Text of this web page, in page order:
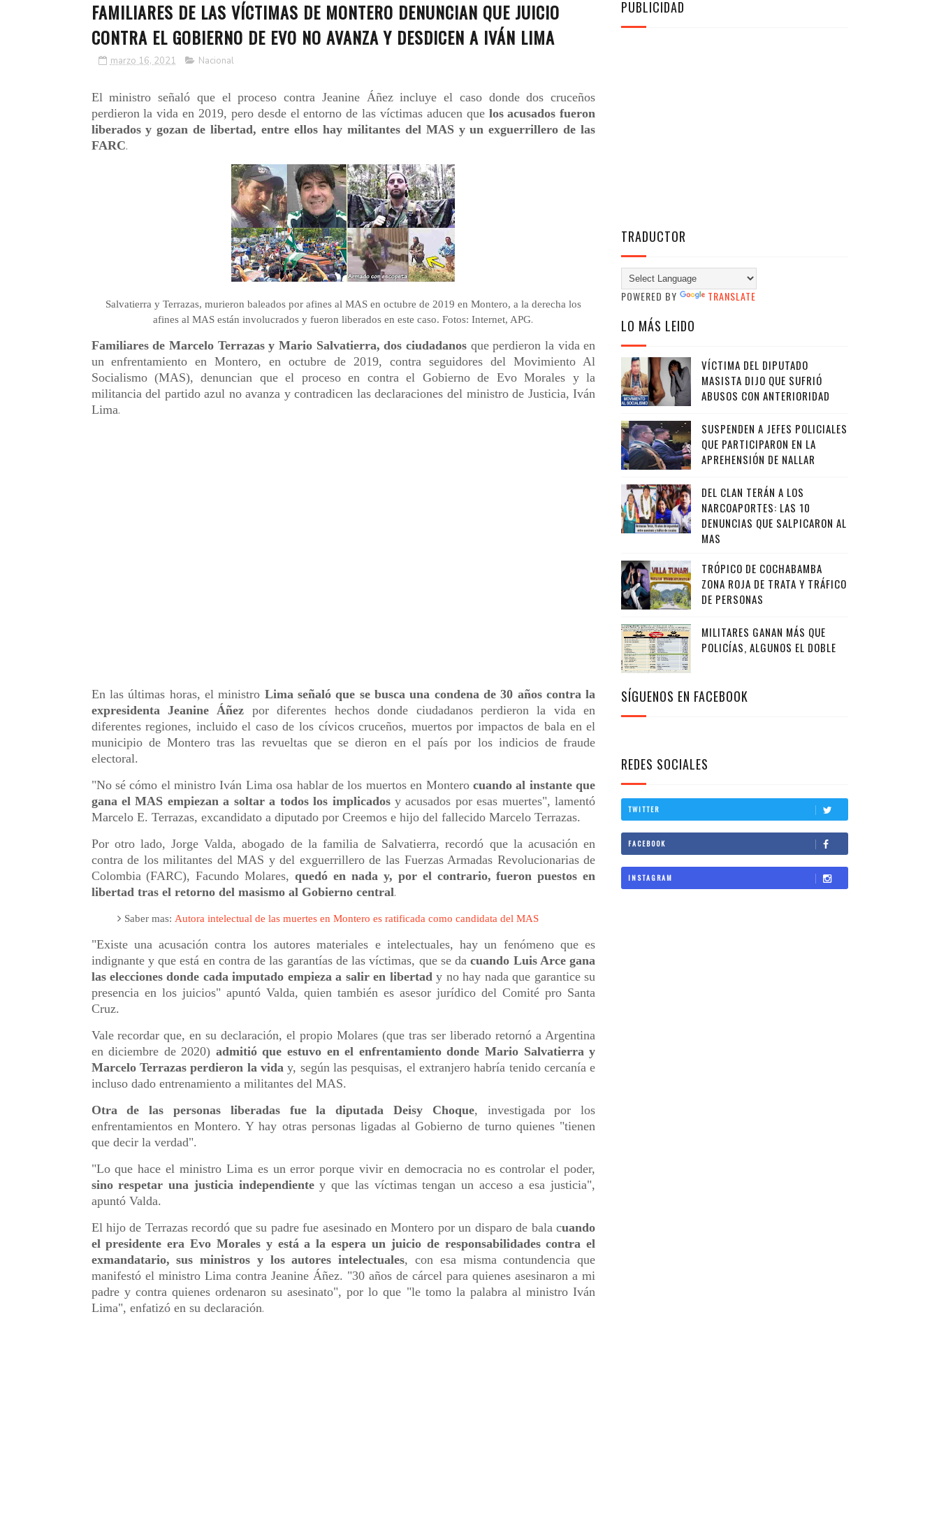
FAMILIARES DE LAS VÍCTIMAS DE MONTERO DENUNCIAN QUE JUICIO
CONTRA EL GOBIERNO DE EVO NO AVANZA Y DESDICEN A IVÁN LIMA
marzo 16, 2021 Nacional
El ministro señaló que el proceso contra Jeanine Áñez incluye el caso donde dos cruceños
perdieron la vida en 2019, pero desde el entorno de las víctimas aducen que los acusados fueron
liberados y gozan de libertad, entre ellos hay militantes del MAS y un exguerrillero de las
FARC.
Salvatierra y Terrazas, murieron baleados por afines al MAS en octubre de 2019 en Montero, a la derecha los
afines al MAS están involucrados y fueron liberados en este caso. Fotos: Internet, APG.
Familiares de Marcelo Terrazas y Mario Salvatierra, dos ciudadanosque perdieron la vida en
un enfrentamiento en Montero, en octubre de 2019, contra seguidores del Movimiento Al
Socialismo (MAS), denuncian que el proceso en contra el Gobierno de Evo Morales y la
militancia del partido azul no avanza y contradicen las declaraciones del ministro de Justicia, Iván
Lima.
En las últimas horas, el ministro Lima señaló que se busca una condena de 30 años contra la
expresidenta Jeanine Áñez por diferentes hechos donde ciudadanos perdieron la vida en
diferentes regiones, incluido el caso de los cívicos cruceños, muertos por impactos de bala en el
municipio de Montero tras las revueltas que se dieron en el país por los indicios de fraude
electoral.
"No sé cómo el ministro Iván Lima osa hablar de los muertos en Monterocuando al instante que
gana el MAS empiezan a soltar a todos los implicadosy acusados por esas muertes", lamentó
Marcelo E. Terrazas, excandidato a diputado por Creemos e hijo del fallecido Marcelo Terrazas.
Por otro lado, Jorge Valda, abogado de la familia de Salvatierra, recordó que la acusación en
contra de los militantes del MAS y del exguerrillero de las Fuerzas Armadas Revolucionarias de
Colombia (FARC), Facundo Molares,quedó en nada y, por el contrario, fueron puestos en
libertad tras el retorno del masismo al Gobierno central.
Saber mas: Autora intelectual de las muertes en Montero es ratificada como candidata del MAS
"Existe una acusación contra los autores materiales e intelectuales, hay un fenómeno que es
indignante y que está en contra de las garantías de las víctimas, que se dacuando Luis Arce gana
las elecciones donde cada imputado empieza a salir en libertady no hay nada que garantice su
presencia en los juicios" apuntó Valda, quien también es asesor jurídico del Comité pro Santa
Cruz.
Vale recordar que, en su declaración, el propio Molares (que tras ser liberado retornó a Argentina
en diciembre de 2020) admitió que estuvo en el enfrentamiento donde Mario Salvatierra y
Marcelo Terrazas perdieron la viday, según las pesquisas, el extranjero habría tenido cercanía e
incluso dado entrenamiento a militantes del MAS.
Otra de las personas liberadas fue la diputada Deisy Choque, investigada por los
enfrentamientos en Montero. Y hay otras personas ligadas al Gobierno de turno quienes "tienen
que decir la verdad".
"Lo que hace el ministro Lima es un error porque vivir en democracia no es controlar el poder,
sino respetar una justicia independientey que las víctimas tengan un acceso a esa justicia",
apuntó Valda.
El hijo de Terrazas recordó que su padre fue asesinado en Montero por un disparo de bala cuando
el presidente era Evo Morales y está a la espera un juicio de responsabilidades contra el
exmandatario, sus ministros y los autores intelectuales, con esa misma contundencia que
manifestó el ministro Lima contra Jeanine Áñez. "30 años de cárcel para quienes asesinaron a mi
padre y contra quienes ordenaron su asesinato", por lo que "le tomo la palabra al ministro Iván
Lima", enfatizó en su declaración.
PUBLICIDAD
TRADUCTOR
POWERED BY TRANSLATE
LO MÁS LEIDO
VÍCTIMA DEL DIPUTADO
MASISTA DIJO QUE SUFRIÓ
ABUSOS CON ANTERIORIDAD
SUSPENDEN A JEFES POLICIALES
QUE PARTICIPARON EN LA
APREHENSIÓN DE NALLAR
DEL CLAN TERÁN A LOS
NARCOAPORTES: LAS 10
DENUNCIAS QUE SALPICARON AL
MAS
TRÓPICO DE COCHABAMBA
ZONA ROJA DE TRATA Y TRÁFICO
DE PERSONAS
MILITARES GANAN MÁS QUE
POLICÍAS, ALGUNOS EL DOBLE
SÍGUENOS EN FACEBOOK
REDES SOCIALES
TWITTER
FACEBOOK
INSTAGRAM